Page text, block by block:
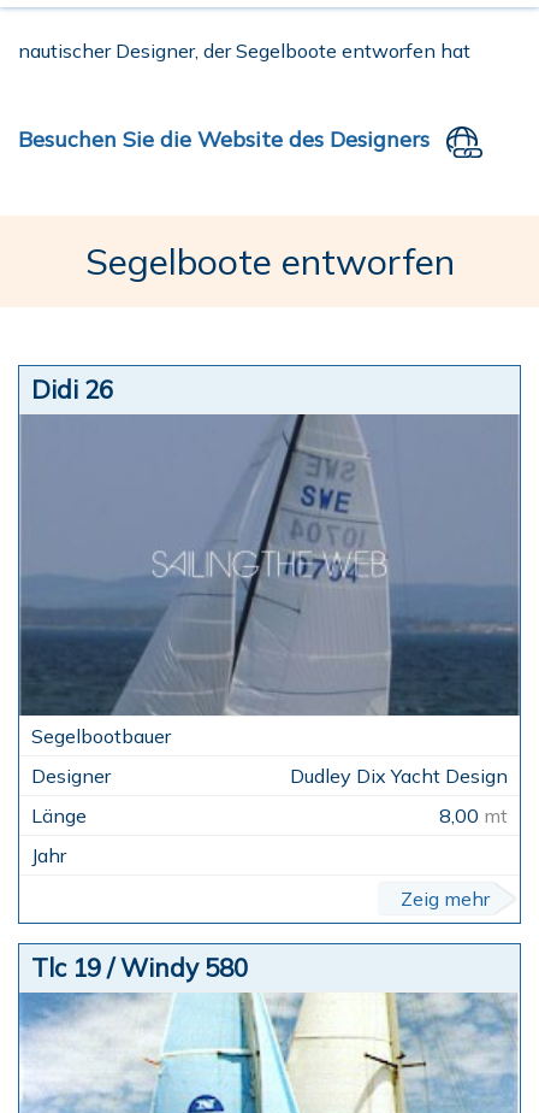
nautischer Designer, der Segelboote entworfen hat
Besuchen Sie die Website des Designers
Segelboote entworfen
Didi 26
Dudley Dix Yacht Design
8,00 mt
Zeig mehr
Tlc 19 / Windy 580